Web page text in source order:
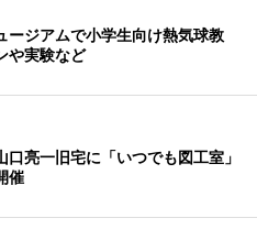
ージアムで小学生向け熱気球教
実験など
口亮一旧宅に「いつでも図工室」
催